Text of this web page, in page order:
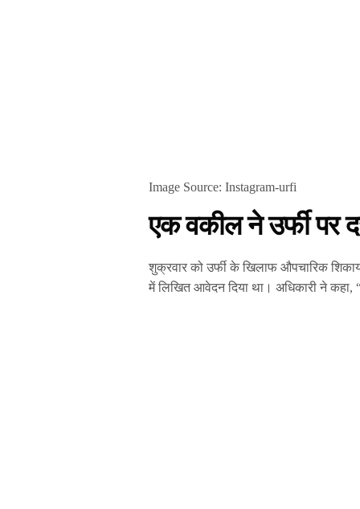
Image Source: Instagram-urfi
एक वकील ने उर्फी पर
शुक्रवार को उर्फी के खिलाफ औपचारिक
में लिखित आवेदन दिया था। अधिकारी ने